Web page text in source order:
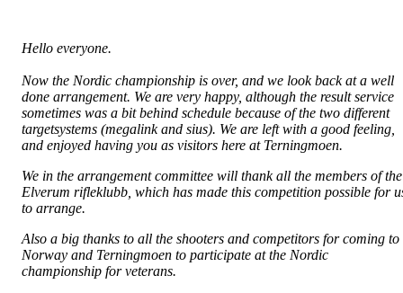
Hello everyone.
Now the Nordic championship is over, and we look back at a well
done arrangement. We are very happy, although the result service
sometimes was a bit behind schedule because of the two different
targetsystems (megalink and sius). We are left with a good feeling,
and enjoyed having you as visitors here at Terningmoen.
We in the arrangement committee will thank all the members of the
Elverum rifleklubb, which has made this competition possible for
to arrange.
Also a big thanks to all the shooters and competitors for coming to
Norway and Terningmoen to participate at the Nordic
championship for veterans.